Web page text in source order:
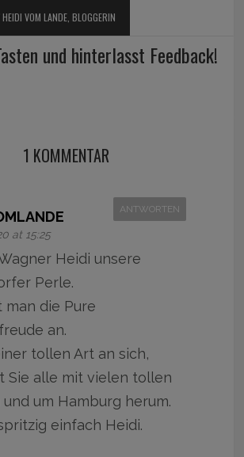
HEIDI VOM LANDE, BLOGGERIN
und hinterlasst Feedback!
1 KOMMENTAR
at 15:25
ANTWORTEN
Heidi unsere
Perle.
man die Pure
an.
tollen Art an sich,
Sie alle mit vielen tollen
und um Hamburg herum.
einfach Heidi.